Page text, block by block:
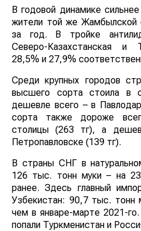
В годовой динамике
жители той же Жамбылской
за год. В тройке
Северо-Казахстанская и
28,5% и 27,9%
Среди крупных городов
высшего сорта стоила в
дешевле всего – в
сорта также дороже
столицы (263 тг), а
Петропавловске (139 тг).
В страны СНГ в
126 тыс. тонн муки – на
ранее. Здесь главный
Узбекистан: 90,7 тыс. тонн
чем в январе-марте 2021-
попали Туркменистан и